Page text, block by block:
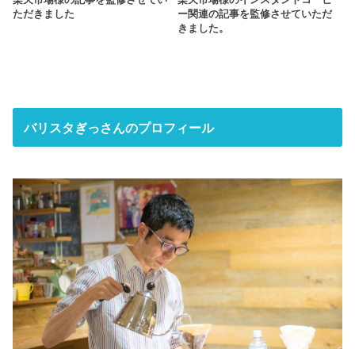
ただきました
ー関連の記事を監修させていただ
きました。
バリスタぎっさんのプロフィール